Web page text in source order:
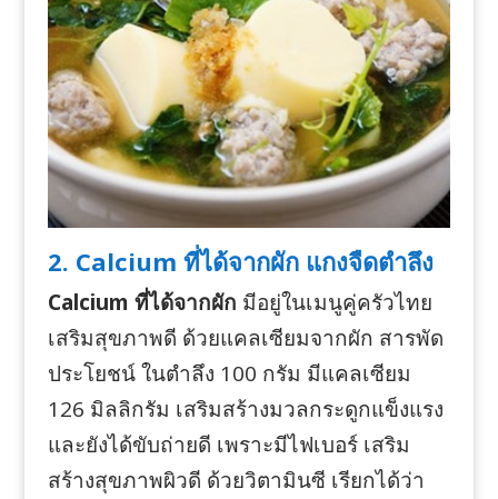
2. Calcium ที่ได้จากผัก แกงจืดตำลึง
Calcium ที่ได้จากผัก มีอยู่ในเมนูคู่ครัวไทย
เสริมสุขภาพดี ด้วยแคลเซียมจากผัก สารพัด
ประโยชน์ ในตำลึง 100 กรัม มีแคลเซียม
126 มิลลิกรัม เสริมสร้างมวลกระดูกแข็งแรง
และยังได้ขับถ่ายดี เพราะมีไฟเบอร์ เสริม
สร้างสุขภาพผิวดี ด้วยวิตามินซี เรียกได้ว่า